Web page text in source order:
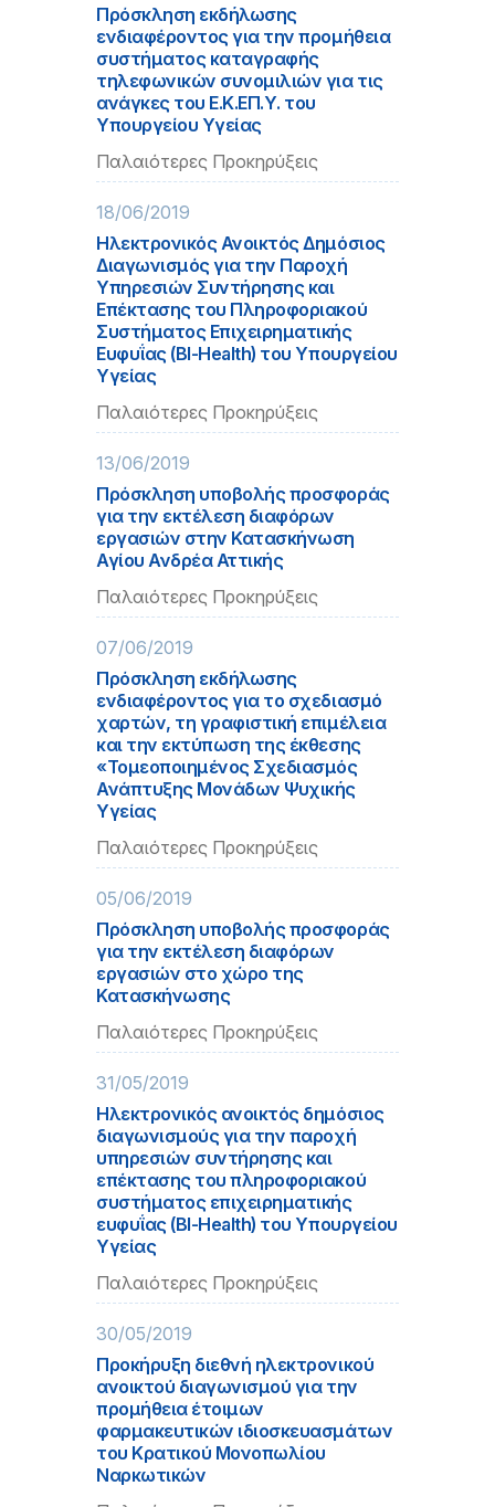
Πρόσκληση εκδήλωσης
ενδιαφέροντος για την προμήθεια
συστήματος καταγραφής
τηλεφωνικών συνομιλιών για τις
ανάγκες του Ε.Κ.ΕΠ.Υ. του
Υπουργείου Υγείας
Παλαιότερες Προκηρύξεις
18/06/2019
Ηλεκτρονικός Ανοικτός Δημόσιος
Διαγωνισμός για την Παροχή
Υπηρεσιών Συντήρησης και
Επέκτασης του Πληροφοριακού
Συστήματος Επιχειρηματικής
Ευφυΐας (ΒΙ-Health) του Υπουργείου
Υγείας
Παλαιότερες Προκηρύξεις
13/06/2019
Πρόσκληση υποβολής προσφοράς
για την εκτέλεση διαφόρων
εργασιών στην Κατασκήνωση
Αγίου Ανδρέα Αττικής
Παλαιότερες Προκηρύξεις
07/06/2019
Πρόσκληση εκδήλωσης
ενδιαφέροντος για το σχεδιασμό
χαρτών, τη γραφιστική επιμέλεια
και την εκτύπωση της έκθεσης
«Τομεοποιημένος Σχεδιασμός
Ανάπτυξης Μονάδων Ψυχικής
Υγείας
Παλαιότερες Προκηρύξεις
05/06/2019
Πρόσκληση υποβολής προσφοράς
για την εκτέλεση διαφόρων
εργασιών στο χώρο της
Κατασκήνωσης
Παλαιότερες Προκηρύξεις
31/05/2019
Ηλεκτρονικός ανοικτός δημόσιος
διαγωνισμούς για την παροχή
υπηρεσιών συντήρησης και
επέκτασης του πληροφοριακού
συστήματος επιχειρηματικής
ευφυΐας (ΒI-Health) του Υπουργείου
Υγείας
Παλαιότερες Προκηρύξεις
30/05/2019
Προκήρυξη διεθνή ηλεκτρονικού
ανοικτού διαγωνισμού για την
προμήθεια έτοιμων
φαρμακευτικών ιδιοσκευασμάτων
του Κρατικού Μονοπωλίου
Ναρκωτικών